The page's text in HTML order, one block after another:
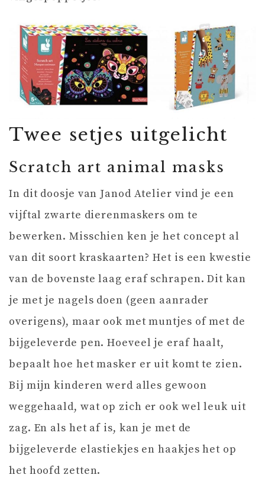
Twee setjes uitgelicht
Scratch art animal masks
In dit doosje van Janod Atelier vind je een
vijftal zwarte dierenmaskers om te
bewerken. Misschien ken je het concept al
van dit soort kraskaarten? Het is een kwestie
van de bovenste laag eraf schrapen. Dit kan
je met je nagels doen (geen aanrader
overigens), maar ook met muntjes of met de
bijgeleverde pen. Hoeveel je eraf haalt,
bepaalt hoe het masker er uit komt te zien.
Bij mijn kinderen werd alles gewoon
weggehaald, wat op zich er ook wel leuk uit
zag. En als het af is, kan je met de
bijgeleverde elastiekjes en haakjes het op
het hoofd zetten.